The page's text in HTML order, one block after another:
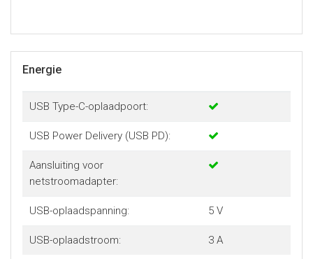
Energie
USB Type-C-oplaadpoort:
USB Power Delivery (USB PD):
Aansluiting voor
netstroomadapter:
USB-oplaadspanning: 5 V
USB-oplaadstroom: 3 A